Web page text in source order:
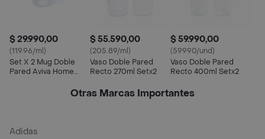
$ 29.990,00
(119.96/ml)
Set X 2 Mug Doble
Pared Aviva Home
$ 55.590,00
(205.89/ml)
Vaso Doble Pared
Recto 270ml Setx2
$ 59.990,00
(59990/und)
Vaso Doble Pared
Recto 400ml Setx2
Otras Marcas Importantes
Adidas